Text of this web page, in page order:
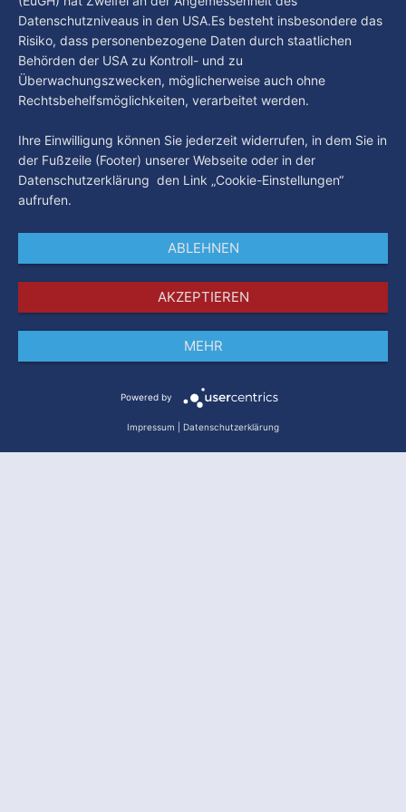
Datenschutz
Datenschutzniveaus in den USA.Es besteht insbesondere das
Risiko, dass personenbezogene Daten durch staatlichen
Behörden der USA zu Kontroll- und zu
Überwachungszwecken, möglicherweise auch ohne
Rechtsbehelfsmöglichkeiten, verarbeitet werden.
Ihre Einwilligung können Sie jederzeit widerrufen, in dem Sie in
der Fußzeile (Footer) unserer Webseite oder in der
Datenschutzerklärung den Link „Cookie-Einstellungen“
aufrufen.
ABLEHNEN
AKZEPTIEREN
MEHR
Powered by
Impressum Datenschutzerklärung